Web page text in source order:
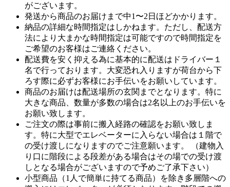
がございます。
発送から商品のお届けまで中1〜2日ほどかかります。
納品の詳細な時間指定はしかねます。ただし、配送方
法により大まかな時間指定は可能ですので時間指定を
ご希望のお客様はご連絡ください。
配送費を安く抑える為に基本的に配送はドライバー１
名で行っております。大変恐れ入りますが荷台から下
ろす際に必ずお客様にお手伝いをお願いしています。
商品のお届けは配送場所の玄関までとなります。特に
大きな商品、数量が多数の場合は2名以上のお手伝いを
お願い致します。
ご注文の際は事前に搬入経路の確認をお願い致しま
す。特に大型でエレベーターに入らない場合は１階で
の受け渡しになりますのでご注意願います。 （建物入
り口に階段による段差がある場合はその場での受け渡
しとなる場合がございますので予めご了承下さい）
小型商品（1人で簡単に持てる商品）を除き多層階への